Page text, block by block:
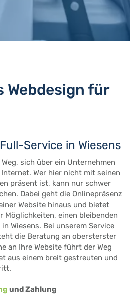
Webdesign für
Service in Wiesens
sich über ein Unternehmen
Wer hier nicht mit seinen
präsent ist, kann nur schwer
Dabei geht die Onlinepräsenz
Website hinaus und bietet
Möglichkeiten, einen bleibenden
Wiesens. Bei unserem Service
die Beratung an obersterster
an Ihre Website führt der Weg
aus einem breit gestreuten und
und Zahlung